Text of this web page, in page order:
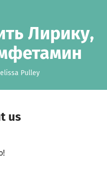
Лирику,
Pulley
us